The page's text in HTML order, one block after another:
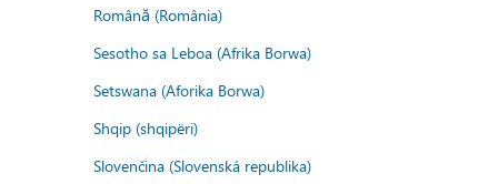
Română (România)
Sesotho sa Leboa (Afrika Borwa)
Setswana (Aforika Borwa)
Shqip (shqipëri)
Slovenčina (Slovenská republika)